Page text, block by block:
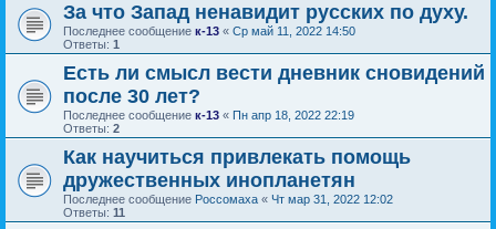
За что Запад ненавидит русских по духу.
Последнее сообщение к-13 « Ср май 11, 2022 14:50
Ответы: 1
Есть ли смысл вести дневник сновидений
после 30 лет?
Последнее сообщение к-13 « Пн апр 18, 2022 22:19
Ответы: 2
Как научиться привлекать помощь
дружественных инопланетян
Последнее сообщение Россомаха « Чт мар 31, 2022 12:02
Ответы: 11